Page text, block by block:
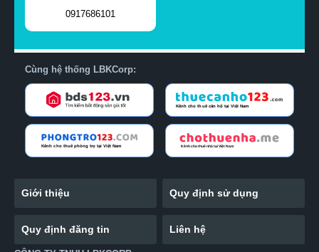
0917686101
Cùng hệ thống LBKCorp:
Giới thiệu Quy định sử dụng
Quy định đăng tin Liên hệ